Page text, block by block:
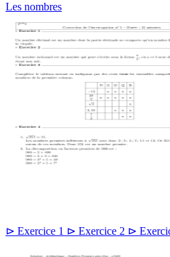
Les nombres
⊳ Exercice 1 ⊳ Exercice 2 ⊳